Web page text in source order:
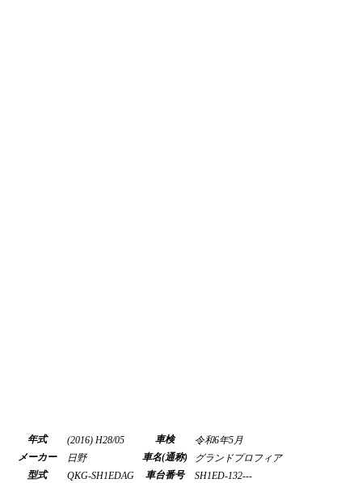
年式 (2016) H28/05 車検
令和6年5月
メーカー
日野 車名(通称)
グランドプロフィア
型式
QKG-SH1EDAG 車台番号
SH1ED-132---